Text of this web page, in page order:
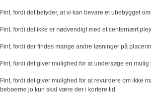
Fint, fordi det betyder, at vi kan bevare et ubebygget
Fint, fordi det ikke er nødvendigt med et centernært
Fint, fordi der findes mange andre løsninger på
Fint, fordi det giver mulighed for at undersøge en
Fint, fordi det giver mulighed for at revurdere om ikke
beboerne jo kun skal være der i kortere tid.